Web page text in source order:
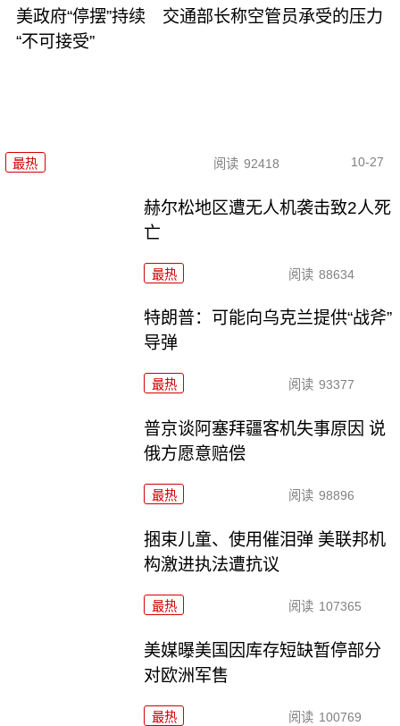
美政府“停摆”持续 交通部长称空管员承受的压力
“不可接受”
最热 阅读 92418 10-27
赫尔松地区遭无人机袭击致2人死
亡
最热 阅读 88634
特朗普：可能向乌克兰提供“战斧”
导弹
最热 阅读 93377
普京谈阿塞拜疆客机失事原因 说
俄方愿意赔偿
最热 阅读 98896
捆束儿童、使用催泪弹 美联邦机
构激进执法遭抗议
最热 阅读 107365
美媒曝美国因库存短缺暂停部分
对欧洲军售
最热 阅读 100769